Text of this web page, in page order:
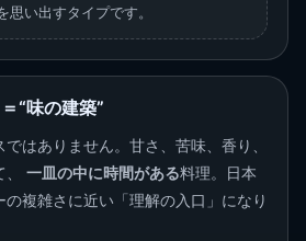
思い出すタイプです。
“味の建築”
はありません。甘さ、苦味、香り、
一皿の中に時間がある料理。日本
の複雑さに近い「理解の入口」になり